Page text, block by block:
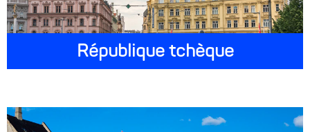
République tchèque